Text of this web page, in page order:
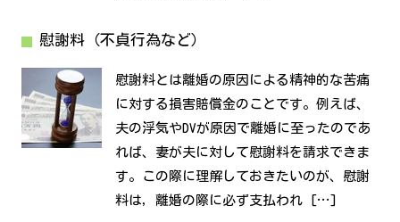
慰謝料（不貞行為など）
慰謝料とは離婚の原因による精神的な苦痛
に対する損害賠償金のことです。例えば、
夫の浮気やDVが原因で離婚に至ったのであ
れば、妻が夫に対して慰謝料を請求できま
す。この際に理解しておきたいのが、慰謝
料は，離婚の際に必ず支払われ […]